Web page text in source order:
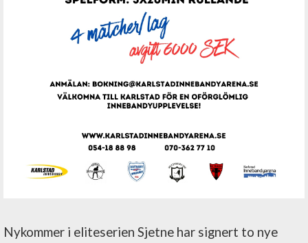
Nykommer i eliteserien Sjetne har signert to nye